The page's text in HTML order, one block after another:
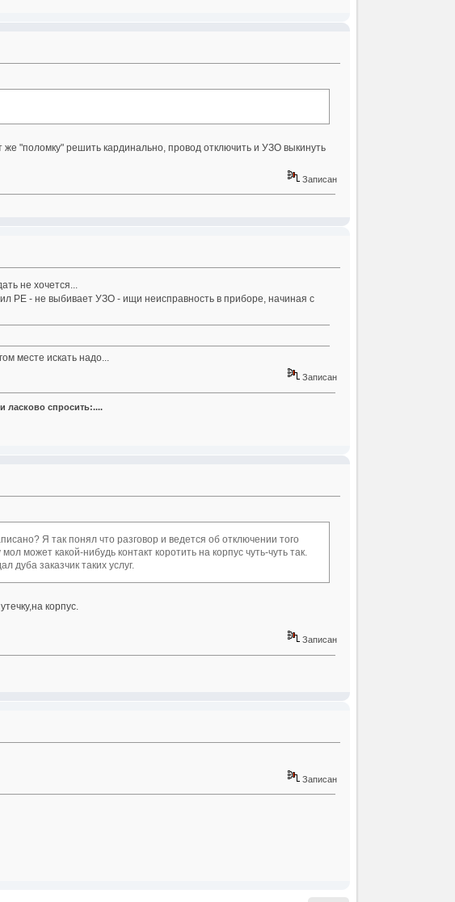
"поломку" решить кардинально, провод отключить и УЗО выкинуть
Записан
не хочется...
РЕ - не выбивает УЗО - ищи неисправность в приборе, начиная с
месте искать надо...
Записан
ласково спросить:....
Я так понял что разговор и ведется об отключении того
может какой-нибудь контакт коротить на корпус чуть-чуть так.
дуба заказчик таких услуг.
корпус.
Записан
Записан